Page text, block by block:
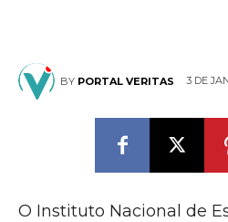
BY PORTAL VERITAS 3 DE
O Instituto Nacional de